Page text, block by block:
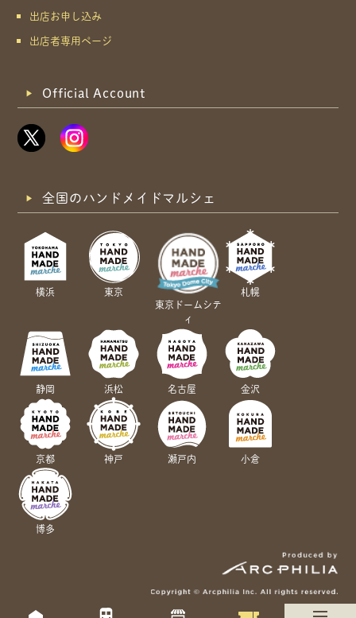
出店お申し込み
出店者専用ページ
Official Account
全国のハンドメイドマルシェ
横浜
東京
東京ドームシテ
ィ
札幌
静岡 浜松 名古屋 金沢
京都 神戸 瀬戸内 小倉
博多